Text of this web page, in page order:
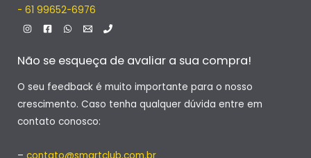
- 61 99652-6976
Não se esqueça de avaliar a sua compra!
O seu feedback é muito importante para o nosso
crescimento. Caso tenha qualquer dúvida entre em
contato conosco: